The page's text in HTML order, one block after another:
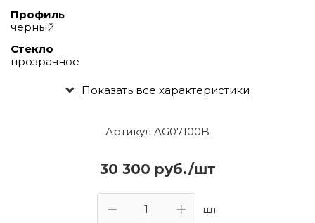
Артикул AG07100B
30 300 руб./шт
шт
Профиль
черный
Стекло
прозрачное
Показать все характеристики